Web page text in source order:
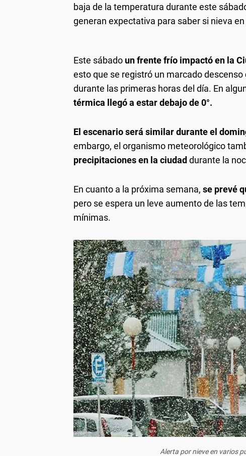
baja de la temperatura durante este
generan expectativa para saber si nieva
Este sábado un frente frío impactó en la
esto que se registró un marcado
durante las primeras horas del día. En
térmica llegó a estar debajo de 0°.
El escenario será similar durante el
embargo, el organismo meteorológico
precipitaciones en la ciudad durante la
En cuanto a la próxima semana, se prevé
pero se espera un leve aumento de las
mínimas.
Alerta por nieve en varios